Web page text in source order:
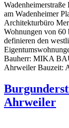
am Wadenheimer
Architekturbüro
Wohnungen von 60
definieren den
Bauherr: MIKA
Ahrweiler Bauzeit:
Ahrweiler